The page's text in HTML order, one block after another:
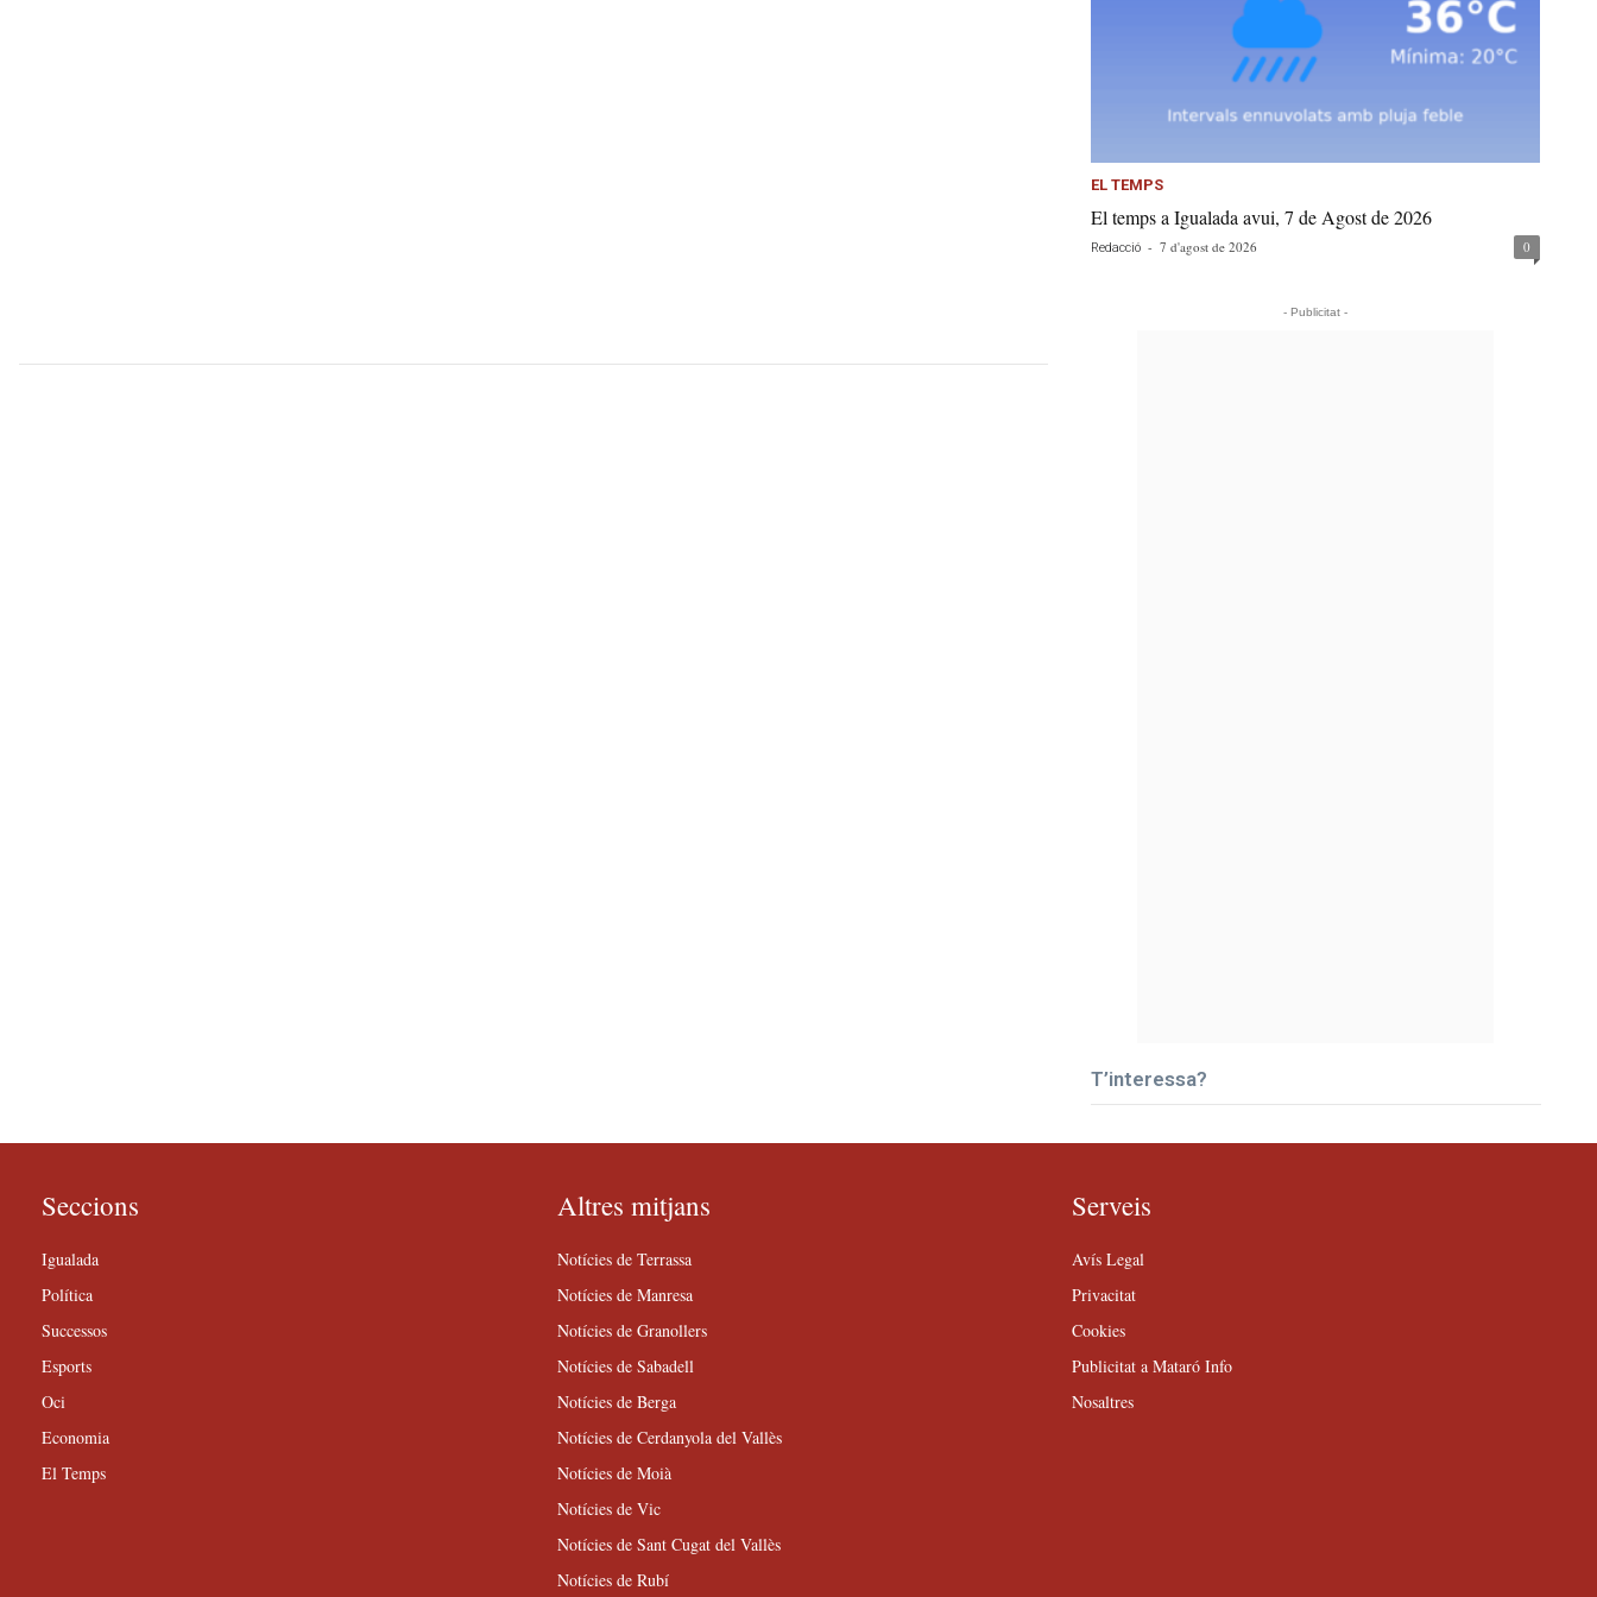
EL TEMPS
El temps a Igualada avui, 7 de Agost de 2026
Redacció - 7 d'agost de 2026 0
- Publicitat -
T’interessa?
Seccions
Igualada
Política
Successos
Esports
Oci
Economia
El Temps
Altres mitjans
Notícies de Terrassa
Notícies de Manresa
Notícies de Granollers
Notícies de Sabadell
Notícies de Berga
Notícies de Cerdanyola del Vallès
Notícies de Moià
Notícies de Vic
Notícies de Sant Cugat del Vallès
Notícies de Rubí
Serveis
Avís Legal
Privacitat
Cookies
Publicitat a Mataró Info
Nosaltres